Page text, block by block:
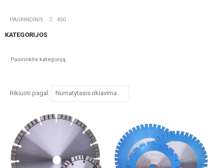
PAGRINDINIS 450
KATEGORIJOS
Rikiuoti pagal: